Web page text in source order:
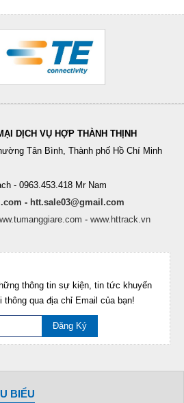
DỊCH VỤ HỢP THÀNH THỊNH
Tân Bình, Thành phố Hồ Chí Minh
- 0963.453.418 Mr Nam
- htt.sale03@gmail.com
- www.httrack.vn
thông tin sự kiện, tin tức khuyến
qua địa chỉ Email của bạn!
Đăng Ký
BIỂU